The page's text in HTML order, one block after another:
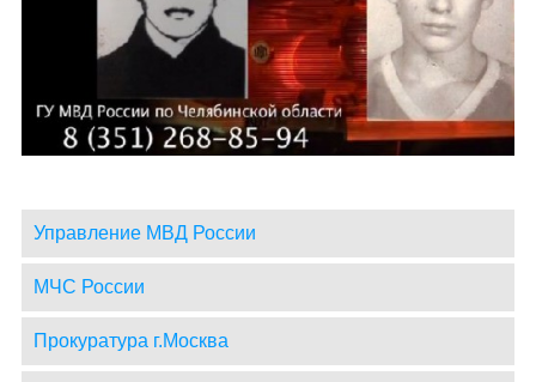
Управление МВД России
МЧС России
Прокуратура г.Москва